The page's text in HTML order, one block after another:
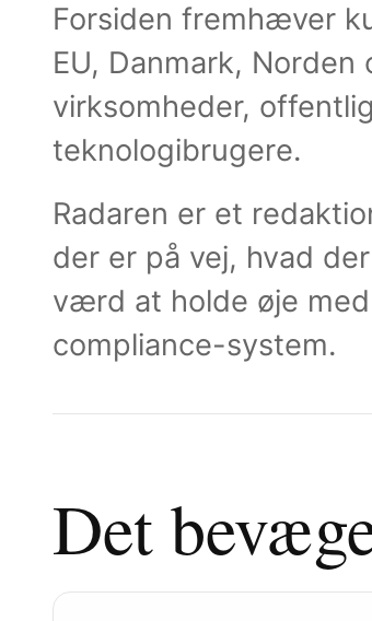
Forsiden fremhæver
EU, Danmark,
virksomheder,
teknologibrugere.
Radaren er et
der er på vej, hvad
værd at holde øje
compliance-system.
Det